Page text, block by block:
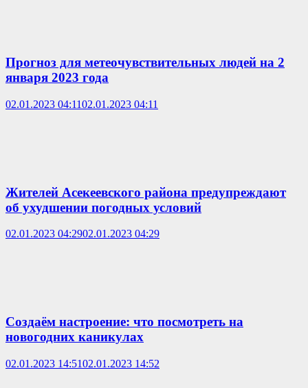
Прогноз для метеочувствительных людей на 2
января 2023 года
02.01.2023 04:1102.01.2023 04:11
Жителей Асекеевского района предупреждают
об ухудшении погодных условий
02.01.2023 04:2902.01.2023 04:29
Создаём настроение: что посмотреть на
новогодних каникулах
02.01.2023 14:5102.01.2023 14:52